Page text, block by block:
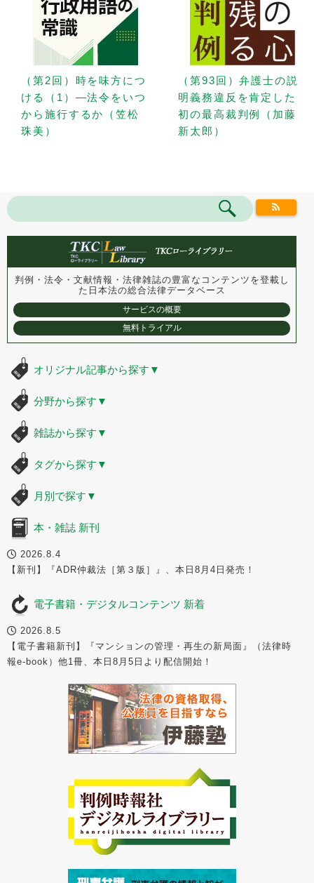
（第2回）時を味方につ
ける（1）—法令をいつ
から施行するか（笠松
珠美）
（第93回）弁護士の説
明義務違反を肯定した
初の最高裁判例（加藤
新太郎）
判例・法令・文献情報・法律雑誌の豊富なコンテンツを登載し
た 日本法の総合法律データベース
サービスの概要
無料トライアル
オリジナル記事から探す ▼
分野から探す ▼
雑誌から探す ▼
タグから探す ▼
月別で探す ▼
本・雑誌 新刊
2026.8.4
【新刊】『ADR仲裁法［第３版］』、本日8月4日発売！
電子書籍・デジタルコンテンツ 新着
2026.8.5
【電子書籍新刊】『マンションの管理・再生の新局面』（法律時
報e-book）他1冊、本日8月5日より配信開始！